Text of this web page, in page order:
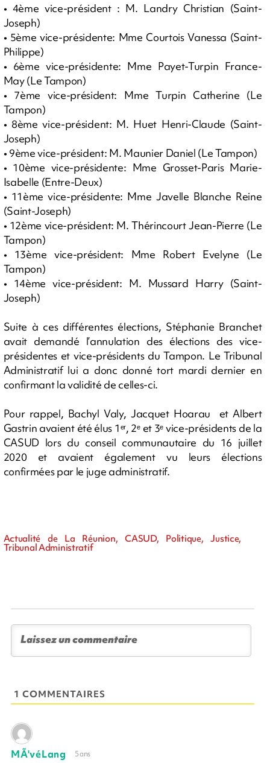
• 4ème vice-président : M. Landry Christian (Saint-
Joseph)
• 5ème vice-présidente: Mme Courtois Vanessa (Saint-
Philippe)
• 6ème vice-présidente: Mme Payet-Turpin France-
May (Le Tampon)
• 7ème vice-président: Mme Turpin Catherine (Le
Tampon)
• 8ème vice-président: M. Huet Henri-Claude (Saint-
Joseph)
• 9ème vice-président: M. Maunier Daniel (Le Tampon)
• 10ème vice-présidente: Mme Grosset-Paris Marie-
Isabelle (Entre-Deux)
• 11ème vice-présidente: Mme Javelle Blanche Reine
(Saint-Joseph)
• 12ème vice-président: M. Thérincourt Jean-Pierre (Le
Tampon)
• 13ème vice-président: Mme Robert Evelyne (Le
Tampon)
• 14ème vice-président: M. Mussard Harry (Saint-
Joseph)
Suite à ces différentes élections, Stéphanie Branchet
avait demandé l’annulation des élections des vice-
présidentes et vice-présidents du Tampon. Le Tribunal
Administratif lui a donc donné tort mardi dernier en
confirmant la validité de celles-ci.
Pour rappel, Bachyl Valy, Jacquet Hoarau et Albert
Gastrin avaient été élus 1ᵉʳ, 2ᵉ et 3ᵉ vice-présidents de la
CASUD lors du conseil communautaire du 16 juillet
2020 et avaient également vu leurs élections
confirmées par le juge administratif.
Actualité de La Réunion, CASUD, Politique, Justice,
Tribunal Administratif
1 COMMENTAIRES
MÃ'véLang 5 ans